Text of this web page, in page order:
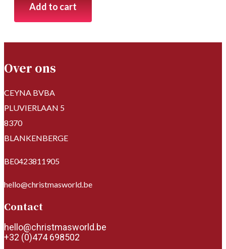
Add to cart
Over ons
CEYNA BVBA
PLUVIERLAAN 5
8370
BLANKENBERGE
BE0423811905
hello@christmasworld.be
Contact
hello@christmasworld.be
+32 (0)474 698502